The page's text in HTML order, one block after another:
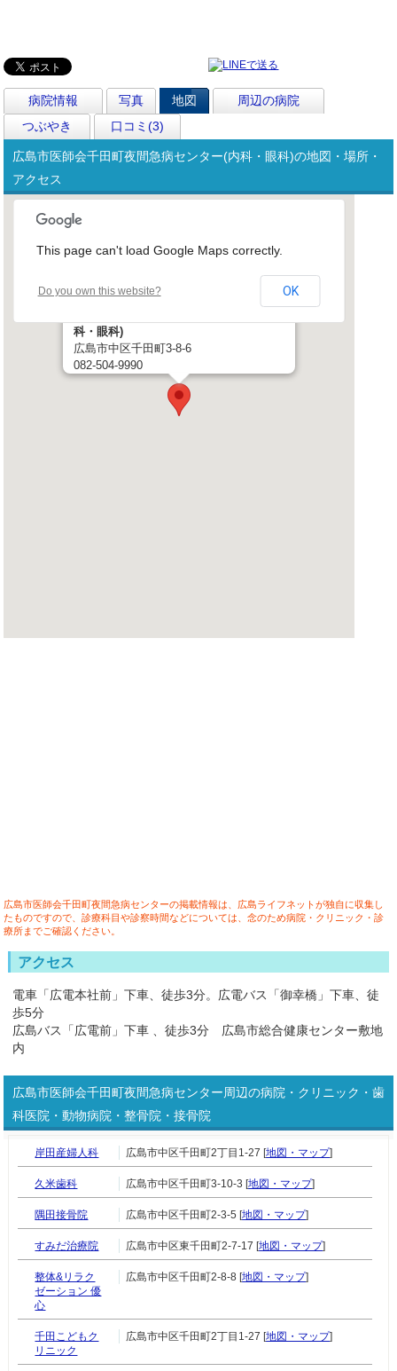
病院情報 写真 地図
周辺の病院
つぶやき
口コミ(3)
広島市医師会千田町夜間急病センター(内科・眼科)の地図・場所・
アクセス
科・眼科)
広島市中区千田町3-8-6
082-504-9990
This page can't load Google Maps correctly.
Do you own this website? OK
広島市医師会千田町夜間急病センターの掲載情報は、広島ライフネットが独自に収集し
たものですので、診療科目や診察時間などについては、念のため病院・クリニック・診
療所までご確認ください。
アクセス
電車「広電本社前」下車、徒歩3分。広電バス「御幸橋」下車、徒
歩5分
広島バス「広電前」下車 、徒歩3分 広島市総合健康センター敷地
内
広島市医師会千田町夜間急病センター周辺の病院・クリニック・歯
科医院・動物病院・整骨院・接骨院
岸田産婦人科 広島市中区千田町2丁目1-27 [地図・マップ]
久米歯科 広島市中区千田町3-10-3 [地図・マップ]
隅田接骨院 広島市中区千田町2-3-5 [地図・マップ]
すみだ治療院 広島市中区東千田町2-7-17 [地図・マップ]
整体&リラク
ゼーション 優
心
広島市中区千田町2-8-8 [地図・マップ]
千田こどもク
リニック
広島市中区千田町2丁目1-27 [地図・マップ]